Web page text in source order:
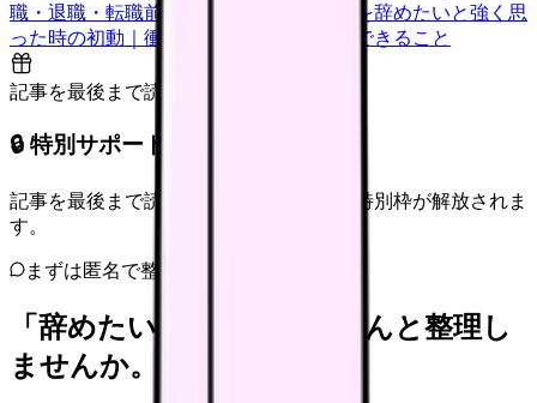
職・退職・転職前に確認すること
看護師を辞めたいと強く思
った時の初動｜衝動的に辞める前に今日できること
記事を最後まで読むと解放
🔒 特別サポート枠（未開放）
記事を最後まで読むと、転職サポートの特別枠が解放されま
す。
まずは匿名で整理
「辞めたい」を、カンゴさんと整理し
ませんか。